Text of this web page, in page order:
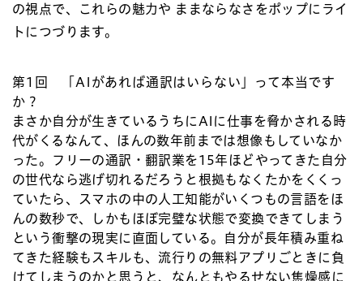
の視点で、これらの魅力や ままならなさをポップにライ
トにつづります。
第1回
「AIがあれば通訳はいらない」って本当です
か？
まさか自分が生きているうちにAIに仕事を脅かされる時
代がくるなんて、ほんの数年前までは想像もしていなか
った。フリーの通訳・翻訳業を15年ほどやってきた自分
の世代なら逃げ切れるだろうと根拠もなくたかをくくっ
ていたら、スマホの中の人工知能がいくつもの言語をほ
んの数秒で、しかもほぼ完璧な状態で変換できてしまう
という衝撃の現実に直面している。自分が長年積み重ね
てきた経験もスキルも、流行りの無料アプリごときに負
けてしまうのかと思うと、なんともやるせない焦燥感に